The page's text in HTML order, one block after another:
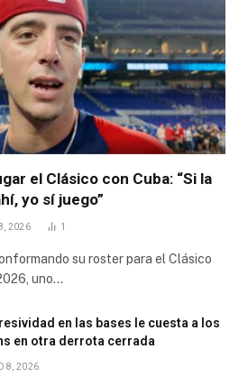
el Clásico con Cuba: “Si la
yo sí juego”
2026 1
su roster para el Clásico
uno…
en las bases le cuesta a los
en otra derrota cerrada
8, 2026